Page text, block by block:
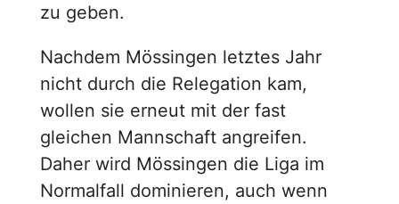
zu geben.
Nachdem Mössingen letztes Jahr
nicht durch die Relegation kam,
wollen sie erneut mit der fast
gleichen Mannschaft angreifen.
Daher wird Mössingen die Liga im
Normalfall dominieren, auch wenn